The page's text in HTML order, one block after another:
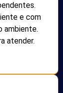
e com
ambiente.
atender.